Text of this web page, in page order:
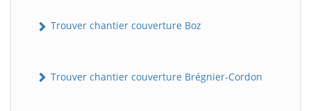
Trouver chantier couverture Boz
Trouver chantier couverture Brégnier-Cordon